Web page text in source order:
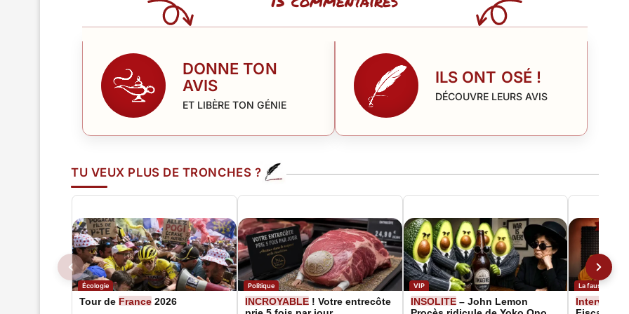
DONNE TON
AVIS
ET LIBÈRE TON GÉNIE
ILS ONT OSÉ !
DÉCOUVRE LEURS AVIS
TU VEUX PLUS DE TRONCHES ?
Écologie
Tour de France 2026
Politique
INCROYABLE! Votre entrecôte
VIP
INSOLITE– John Lemon
La fausse
Interview